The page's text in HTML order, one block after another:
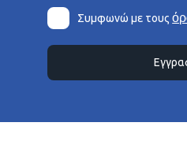
Συμφωνώ με τους